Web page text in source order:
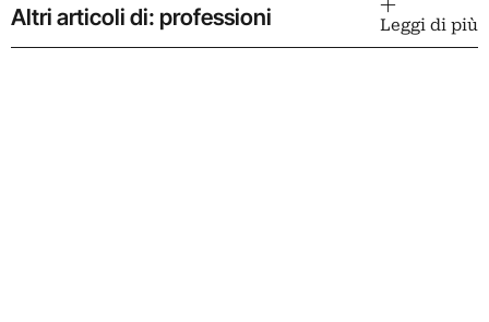
Altri articoli di: professioni Leggi di più